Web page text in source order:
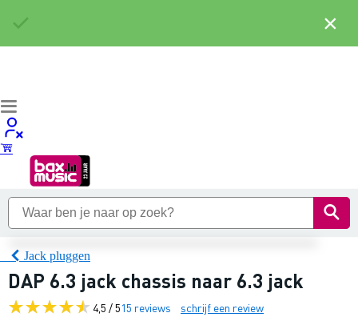
Jack pluggen
DAP 6.3 jack chassis naar 6.3 jack
4,5 / 515 reviews schrijf een review
×